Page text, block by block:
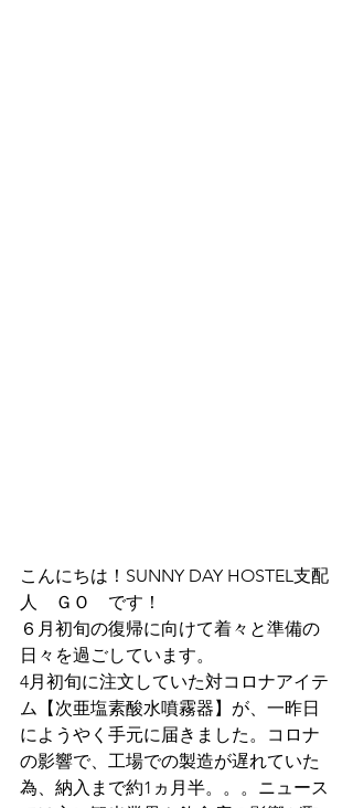
こんにちは！SUNNY DAY HOSTEL支配
人　ＧＯ　です！
６月初旬の復帰に向けて着々と準備の
日々を過ごしています。
4月初旬に注文していた対コロナアイテ
ム【次亜塩素酸水噴霧器】が、一昨日
にようやく手元に届きました。コロナ
の影響で、工場での製造が遅れていた
為、納入まで約1ヵ月半。。。ニュース